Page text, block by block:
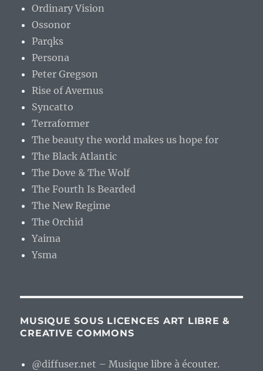
Ordinary Vision
Ossonor
Parqks
Persona
Peter Gregson
Rise of Avernus
Syncatto
Terraformer
The beauty the world makes us hope for
The Black Atlantic
The Dove & The Wolf
The Fourth Is Bearded
The New Regime
The Orchid
Yaima
Ysma
MUSIQUE SOUS LICENCES ART LIBRE &
CREATIVE COMMONS
@diffuser.net – Musique libre à écouter.